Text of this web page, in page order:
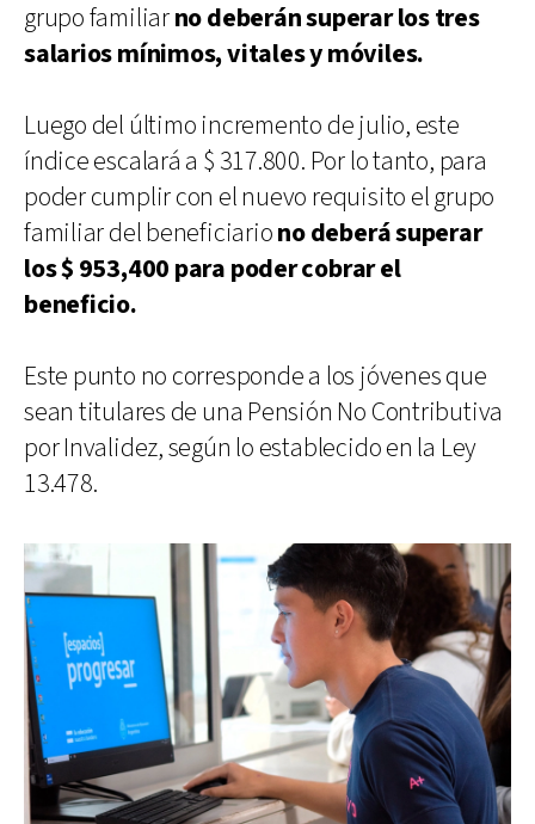
grupo familiarno deberán superar los tres
salarios mínimos, vitales y móviles.
Luego del último incremento de julio, este
índice escalará a $ 317.800. Por lo tanto, para
poder cumplir con el nuevo requisito el grupo
familiar del beneficiariono deberá superar
los $ 953,400 para poder cobrar el
beneficio.
Este punto no corresponde a los jóvenes que
sean titulares de una Pensión No Contributiva
por Invalidez, según lo establecido en la Ley
13.478.